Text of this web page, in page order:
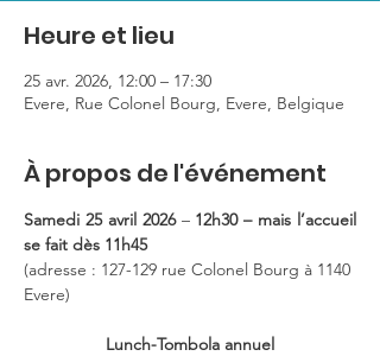
Heure et lieu
25 avr. 2026, 12:00 – 17:30
Evere, Rue Colonel Bourg, Evere, Belgique
À propos de l'événement
Samedi 25 avril 2026 – 12h30 – mais l’accueil
se fait dès 11h45
(adresse : 127-129 rue Colonel Bourg à 1140
Evere)
Lunch-Tombola annuel